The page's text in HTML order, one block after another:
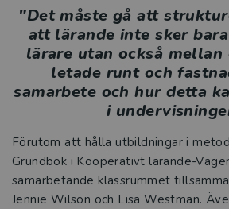
"Det måste gå att
att lärande inte sker
lärare utan också mellan
letade runt och
samarbete och hur detta
i
Förutom att hålla utbildningar i
Grundbok i Kooperativt lärande-
samarbetande klassrummet
Jennie Wilson och Lisa Westman.